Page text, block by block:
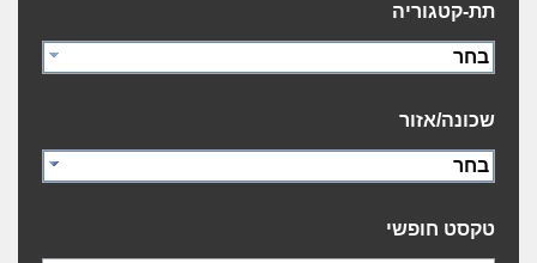
תת-קטגוריה
בחר
שכונה/אזור
בחר
טקסט חופשי